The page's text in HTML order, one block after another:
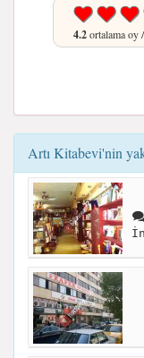
4.2ortalama oy /
Artı Kitabevi'nin